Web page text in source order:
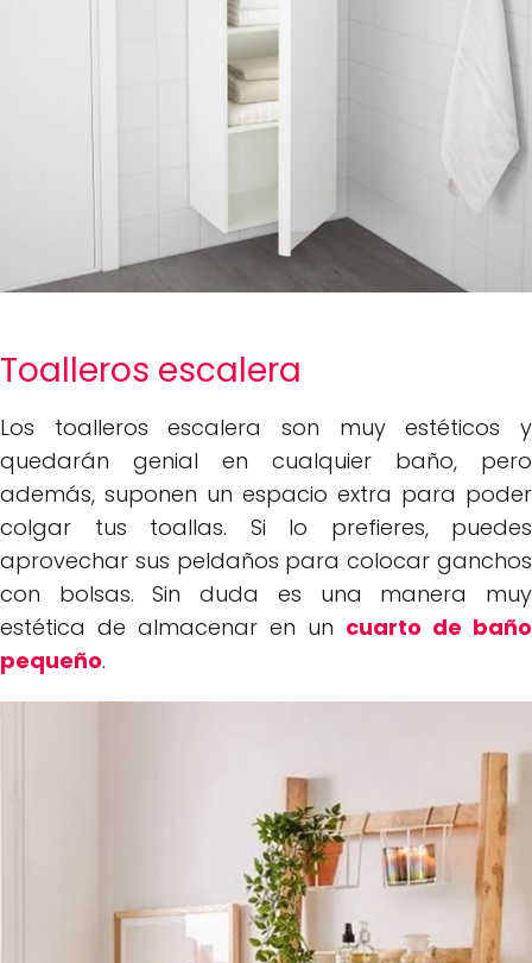
Toalleros escalera
Los toalleros escalera son muy estéticos y
quedarán genial en cualquier baño, pero
además, suponen un espacio extra para poder
colgar tus toallas. Si lo prefieres, puedes
aprovechar sus peldaños para colocar ganchos
con bolsas. Sin duda es una manera muy
estética de almacenar en un cuarto de baño
pequeño.